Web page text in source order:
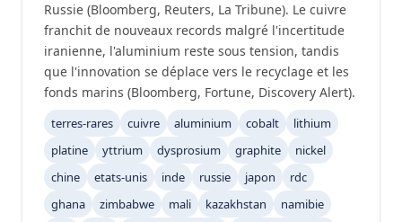
Russie (Bloomberg, Reuters, La Tribune). Le cuivre
franchit de nouveaux records malgré l'incertitude
iranienne, l'aluminium reste sous tension, tandis
que l'innovation se déplace vers le recyclage et les
fonds marins (Bloomberg, Fortune, Discovery Alert).
terres-rares cuivre aluminium cobalt
lithium
platine
yttrium dysprosium graphite
nickel
chine
etats-unis inde russie japon
rdc
ghana
zimbabwe mali kazakhstan
namibie